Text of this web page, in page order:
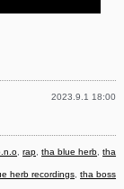
2023.9.1 18:00
,rap ,tha blue herb ,tha
herb recordings ,tha boss